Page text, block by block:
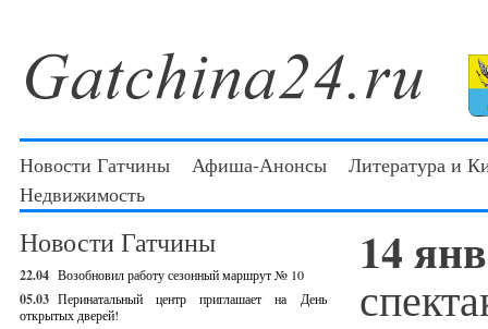
Новости Гатчины Афиша-Анонсы
Литература и
Недвижимость
Новости Гатчины
22.04 Возобновил работу сезонный маршрут № 10
05.03 Перинатальный центр приглашает на День
открытых дверей!
14